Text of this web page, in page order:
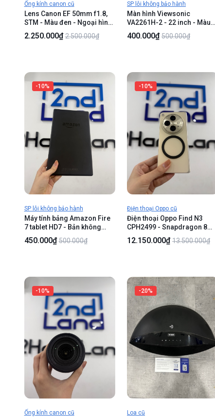
Ống kính canon cũ
Lens Canon EF 50mm f1.8,
STM - Màu đen - Ngoại hình
97% - Trầy xước , cấn nhẹ
quanh viền - Body
2.250.000₫2.500.000₫
SP lỗi không bảo hành
Màn hình Viewsonic
VA2261H-2 - 22 inch - Màu
đen - Ngoại hình xấu - bụi
nhiều, dính dơ, màn ố vàng,
400.000₫500.000₫
-10%
SP lỗi không bảo hành
Máy tính bảng Amazon Fire
7 tablet HD7 - Bản không
tiếng Việt - Chip MT8173 -
2/32GB - Màn 720p+ - Màu
Body - KHÔNG BẢO HÀNH
450.000₫500.000₫
-10%
Điện thoại Oppo cũ
Điện thoại Oppo Find N3
CPH2499 - Snapdragon 8
gen 2 - 16/512GB - Màu vàng
- Ngoại hình 97% - Màn
12.150.000₫13.500.000₫
-10%
Ống kính canon cũ
-20%
Loa cũ